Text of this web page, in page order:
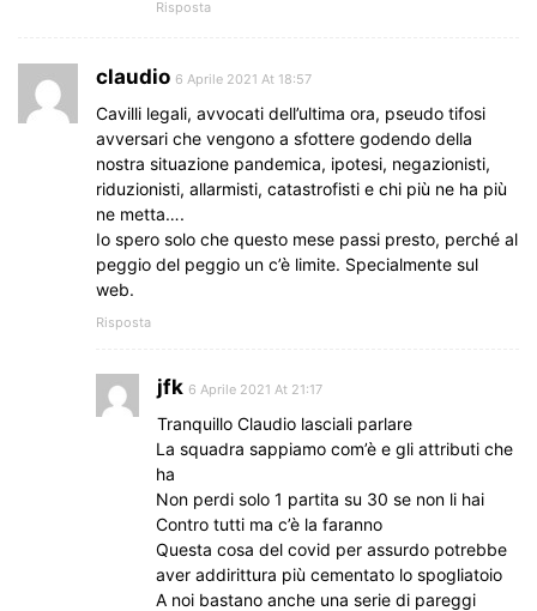
Risposta
claudio 6 Aprile 2021 At 18:57
Cavilli legali, avvocati dell’ultima ora, pseudo tifosi
avversari che vengono a sfottere godendo della
nostra situazione pandemica, ipotesi, negazionisti,
riduzionisti, allarmisti, catastrofisti e chi più ne ha più
ne metta….
Io spero solo che questo mese passi presto, perché al
peggio del peggio un c’è limite. Specialmente sul
web.
Risposta
jfk 6 Aprile 2021 At 21:17
Tranquillo Claudio lasciali parlare
La squadra sappiamo com’è e gli attributi che
ha
Non perdi solo 1 partita su 30 se non li hai
Contro tutti ma c’è la faranno
Questa cosa del covid per assurdo potrebbe
aver addirittura più cementato lo spogliatoio
A noi bastano anche una serie di pareggi